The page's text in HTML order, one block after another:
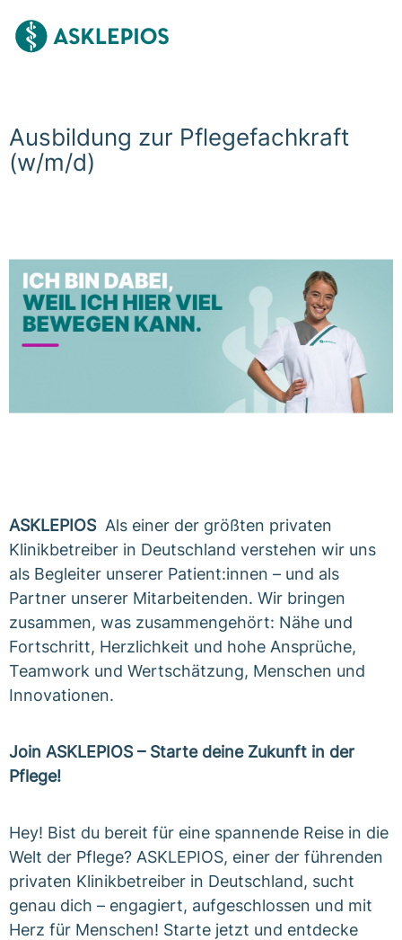
Ausbildung zur Pflegefachkraft
(w/m/d)
ASKLEPIOS Als einer der größten privaten
Klinikbetreiber in Deutschland verstehen wir uns
als Begleiter unserer Patient:innen – und als
Partner unserer Mitarbeitenden. Wir bringen
zusammen, was zusammengehört: Nähe und
Fortschritt, Herzlichkeit und hohe Ansprüche,
Teamwork und Wertschätzung, Menschen und
Innovationen.
Join ASKLEPIOS – Starte deine Zukunft in der
Pflege!
Hey! Bist du bereit für eine spannende Reise in die
Welt der Pflege? ASKLEPIOS, einer der führenden
privaten Klinikbetreiber in Deutschland, sucht
genau dich – engagiert, aufgeschlossen und mit
Herz für Menschen! Starte jetzt und entdecke